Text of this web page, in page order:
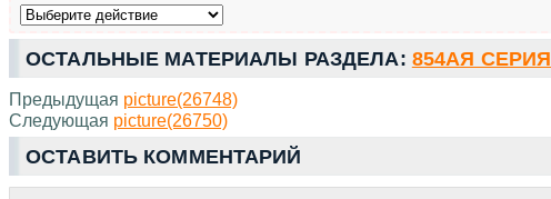
ОСТАЛЬНЫЕ МАТЕРИАЛЫ РАЗДЕЛА: 854АЯ СЕРИЯ
Предыдущая picture(26748)
Следующая picture(26750)
ОСТАВИТЬ КОММЕНТАРИЙ